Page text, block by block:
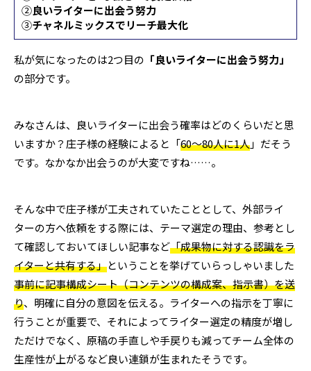
②良いライターに出会う努力
③チャネルミックスでリーチ最大化
私が気になったのは2つ目の 「良いライターに出会う努力」
の部分です。
みなさんは、良いライターに出会う確率はどのくらいだと思
いますか？庄子様の経験によると「60～80人に1人」だそう
です。なかなか出会うのが大変ですね……。
そんな中で庄子様が工夫されていたこととして、外部ライ
ターの方へ依頼をする際には、テーマ選定の理由、参考とし
て確認しておいてほしい記事など「成果物に対する認識をラ
イターと共有する」ということを挙げていらっしゃいました
事前に記事構成シート（コンテンツの構成案、指示書）を送
り、明確に自分の意図を伝える。ライターへの指示を丁寧に
行うことが重要で、それによってライター選定の精度が増し
ただけでなく、原稿の手直しや手戻りも減ってチーム全体の
生産性が上がるなど良い連鎖が生まれたそうです。